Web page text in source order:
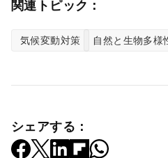
関連トピック：
気候変動対策 自然と生物多様
シェアする：